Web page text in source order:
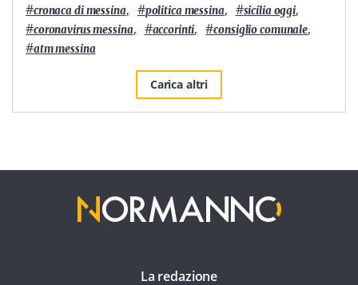
#cronaca di messina, #politica messina, #sicilia oggi,
#coronavirus messina, #accorinti, #consiglio comunale,
#atm messina
Carica altri
La redazione